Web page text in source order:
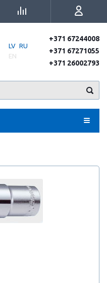
LV RU
EN
+371 67244008
+371 67271055
+371 26002793